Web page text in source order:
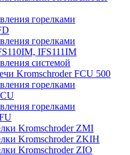
горелками
горелками
IFS111IM
системой
Kromschroder FCU 500
горелками
горелками
Kromschroder ZМI
Kromschroder ZKIH
Kromschroder ZIO